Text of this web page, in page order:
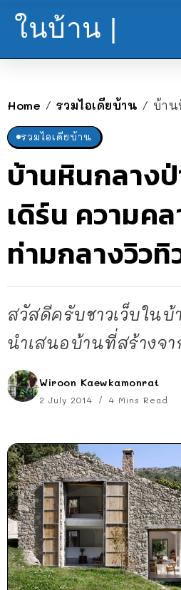
ในบ้าน |
Home / รวมไอเดียบ้าน / บ้านหินกลา
รวมไอเดียบ้าน
บ้านหินกลางป่
เดิร์น ความค
ท่ามกลางวิวทิ
สวัสดีครับชาวเว็บในบ้
นำเสนอบ้านที่สร้างจ
Wiroon Kaewkamonrat
2 July 2014 4 Mins Read